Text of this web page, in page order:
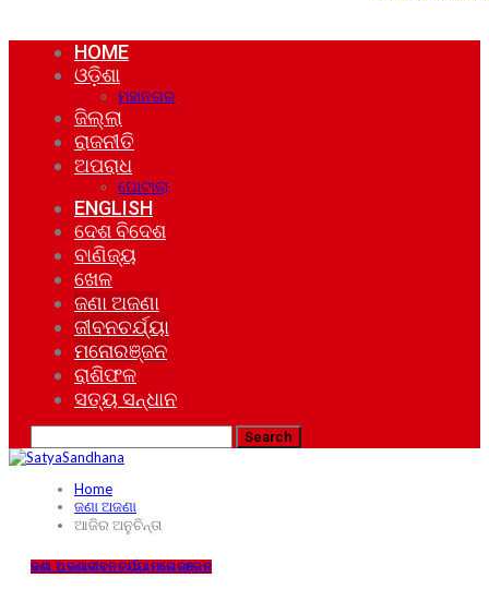
HOME
ଓଡ଼ିଶା
ମହାନଗର
ଜିଲ୍ଲା
ରାଜନୀତି
ଅପରାଧ
ଘୋଟାଲା
ENGLISH
ଦେଶ ବିଦେଶ
ବାଣିଜ୍ୟ
ଖେଳ
ଜଣା ଅଜଣା
ଜୀବନଚର୍ଯ୍ୟା
ମନୋରଞ୍ଜନ
ରାଶିଫଳ
ସତ୍ୟ ସନ୍ଧାନ
Home
ଜଣା ଅଜଣା
ଆଜିର ଅନୁଚିନ୍ତା
ଜଣା ଅଜଣାଜୀବନଚର୍ଯ୍ୟାମନୋରଞ୍ଜନ